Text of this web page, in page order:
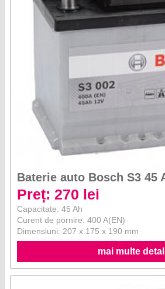
Baterie auto Bosch S3 45
Preț: 270 lei
Capacitate: 45 Ah
Curent de pornire: 400 A(EN)
Dimensiuni: 207 x 175 x 190 mm
mai multe